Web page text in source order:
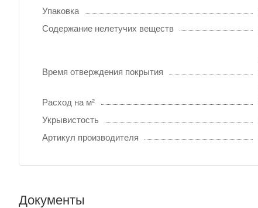
Упаковка
Содержание нелетучих веществ
Время отверждения покрытия
Расход на м²
Укрывистость
Артикул производителя
Документы